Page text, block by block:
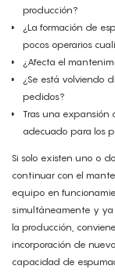
producción?
¿La formación de
pocos operarios
¿Afecta el
¿Se está volviendo
pedidos?
Tras una expansión
adecuado para los
Si solo existen uno o
continuar con el
equipo en
simultáneamente y
la producción,
incorporación de
capacidad de